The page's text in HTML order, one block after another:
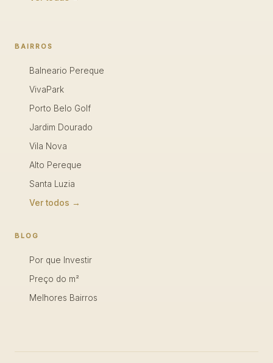
BAIRROS
Balneario Pereque
VivaPark
Porto Belo Golf
Jardim Dourado
Vila Nova
Alto Pereque
Santa Luzia
Ver todos →
BLOG
Por que Investir
Preço do m²
Melhores Bairros